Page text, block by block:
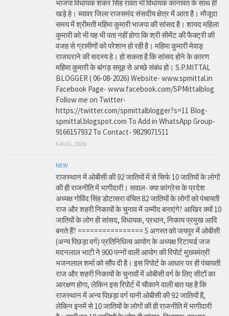
भाजपा विधायक शंकर सिंह रावत भी विधायक कानावत के साथ ही
खड़े हे। ब्यावर जिला राजसमंद संसदीय क्षेत्र में आता है। मौजूदा
समय में श्रीमती महिमा कुमारी भाजपा की सांसद है। शायद महिला
कुमारी को भी यह भी पता नहीं होगा कि श्री सीमेंट की फैक्ट्री की
वजह से ग्रामीणों को परेशान हो रही है। महिमा कुमारी मेवाड़
राजघराने की सदस्य हे। हो सकता है कि सांसद होने के कारण
महिमा कुमारी के बांगड़ समूह से अच्छे संबंध हो। S.P.MITTAL
BLOGGER ( 06-08-2026) Website- www.spmittal.in
Facebook Page- www.facebook.com/SPMittalblog
Follow me on Twitter-
https://twitter.com/spmittalblogger?s=11 Blog-
spmittal.blogspot.com To Add in WhatsApp Group-
9166157932 To Contact- 9829071511
6 AUG, 2026
NEW
राजस्थान में ओबीसी की 92 जातियों में से सिर्फ 10 जातियों के लोगों
की ही राजनीति में भागीदारी। सवाल- क्या कांग्रेस के प्रदेश
अध्यक्ष गोविंद सिंह डोटासरा वंचित 82 जातियों के लोगों को पंचायती
राज और शहरी निकायों के चुनाव में उम्मीद बनाएंगे? आखिर क्यों 10
जातियों के लोग ही सांसद, विधायक, प्रधान, निकाय प्रमुख आदि
बनते हैं? ================ 5 अगस्त को जयपुर में ओबीसी
(अन्य पिछड़ा वर्ग) प्रतिनिधित्व आयोग के अध्यक्ष रिटायर्ड जज
मदनलाल भाटी ने 900 पन्नों वाली आयोग की रिपोर्ट मुख्यमंत्री
भजनलाल शर्मा को सौंप दी है। इस रिपोर्ट के आधार पर ही पंचायती
राज और शहरी निकायों के चुनावों में ओबीसी वर्ग के लिए सीटों का
आरक्षण होगा, लेकिन इस रिपोर्ट में चौकाने वाली बात यह है कि
राजस्थान में अन्य पिछड़ा वर्ग यानी ओबीसी की 92 जातियों हैं,
लेकिन इनमें से 10 जातियों के लोगों की ही राजनीति में भागीदारी